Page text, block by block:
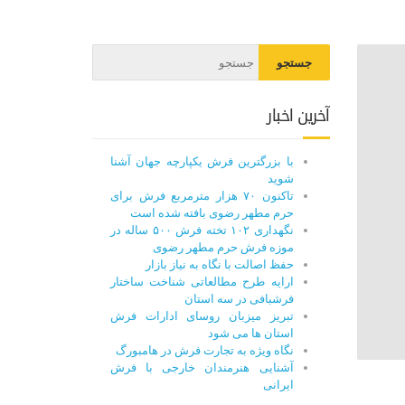
آخرین اخبار
با بزرگترین فرش یکپارچه جهان آشنا
شوید
تاکنون ۷۰ هزار مترمربع فرش برای
حرم مطهر رضوی بافته شده است
نگهداری ۱۰۲ تخته فرش ۵۰۰ ساله در
موزه فرش حرم مطهر رضوی
حفظ اصالت با نگاه به نیاز بازار
ارایه طرح مطالعاتی شناخت ساختار
فرشبافی در سه استان
تبریز میزبان روسای ادارات فرش
استان ها می شود
نگاه ویژه به تجارت فرش در هامبورگ
آشنایی هنرمندان خارجی با فرش
ایرانی